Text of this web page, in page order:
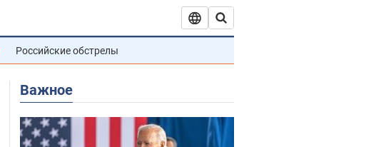
Российские обстрелы
Важное